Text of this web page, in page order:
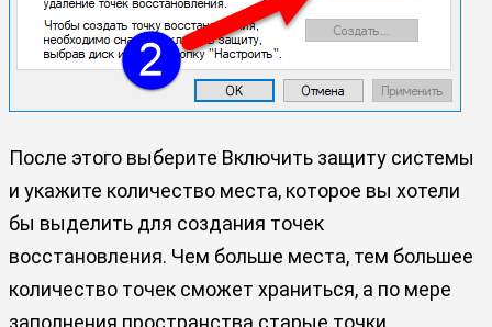
После этого выберите Включить защиту системы
и укажите количество места, которое вы хотели
бы выделить для создания точек
восстановления. Чем больше места, тем большее
количество точек сможет храниться, а по мере
заполнения пространства старые точки